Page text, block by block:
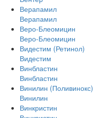
Верапамил
Верапамил
Веро-Блеомицин
Веро-Блеомицин
Видестим (Ретинол)
Видестим
Винбластин
Винбластин
Винилин (Поливинокс)
Винилин
Винкристин